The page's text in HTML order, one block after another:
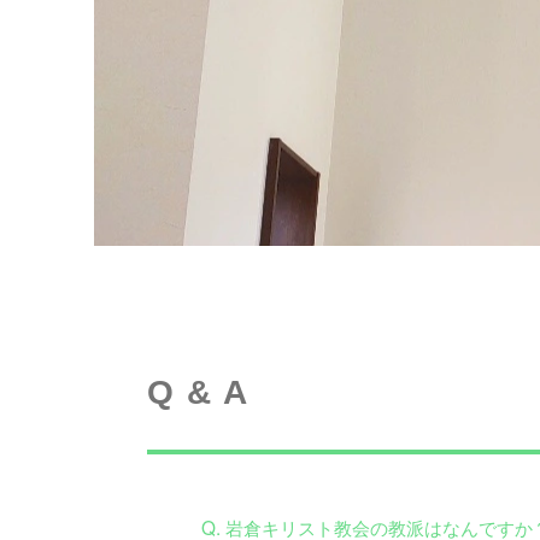
Q & A
Q. 岩倉キリスト教会の教派はなんですか